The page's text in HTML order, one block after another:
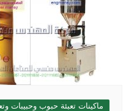
ماكينات تعبئة حبوب وحبيبات